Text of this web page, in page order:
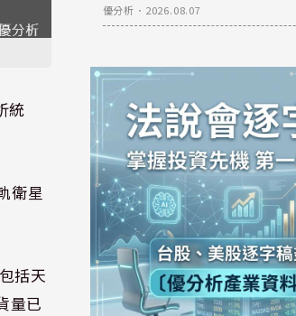
統
衛星
括天
量已
優分析 ． 2026.08.07